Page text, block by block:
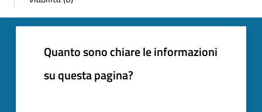
Quanto sono chiare le informazioni
su questa pagina?